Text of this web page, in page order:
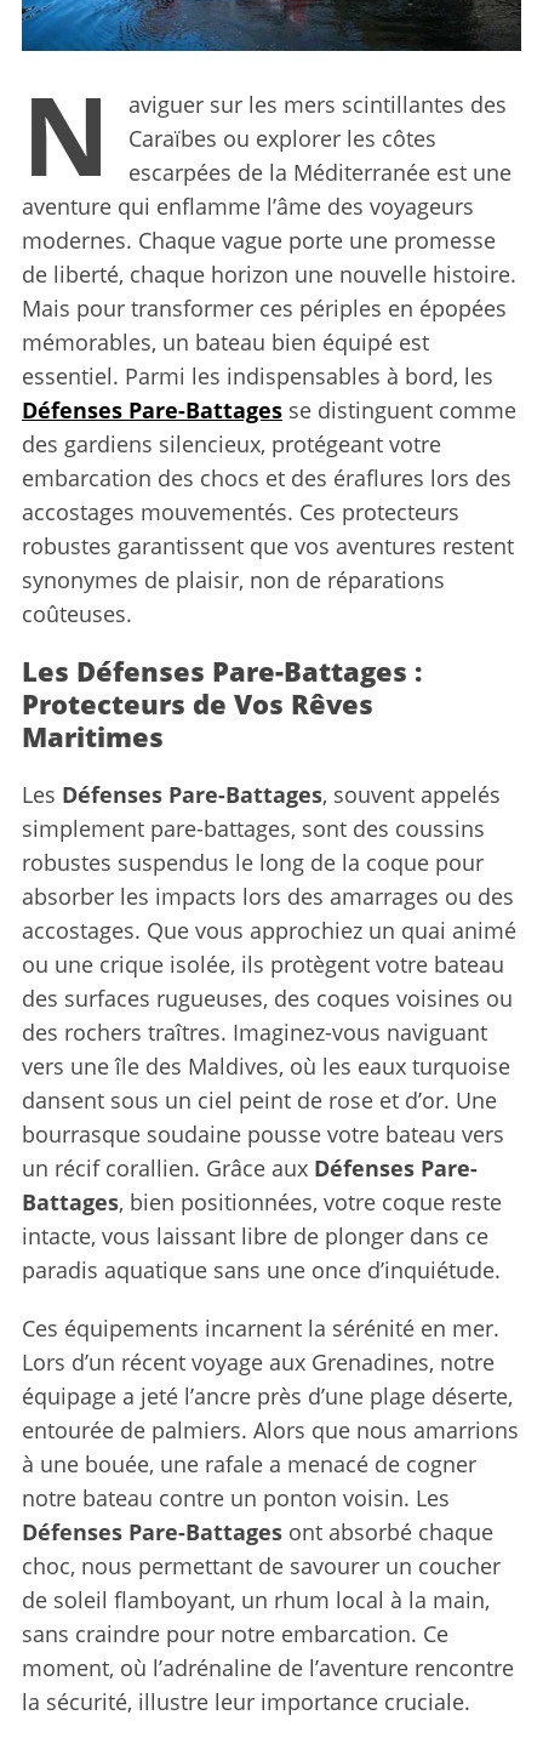
N
aviguer sur les mers scintillantes des
Caraïbes ou explorer les côtes
escarpées de la Méditerranée est une
aventure qui enflamme l’âme des voyageurs
modernes. Chaque vague porte une promesse
de liberté, chaque horizon une nouvelle histoire.
Mais pour transformer ces périples en épopées
mémorables, un bateau bien équipé est
essentiel. Parmi les indispensables à bord, les
Défenses Pare-Battagesse distinguent comme
des gardiens silencieux, protégeant votre
embarcation des chocs et des éraflures lors des
accostages mouvementés. Ces protecteurs
robustes garantissent que vos aventures restent
synonymes de plaisir, non de réparations
coûteuses.
Les Défenses Pare-Battages :
Protecteurs de Vos Rêves
Maritimes
Les Défenses Pare-Battages, souvent appelés
simplement pare-battages, sont des coussins
robustes suspendus le long de la coque pour
absorber les impacts lors des amarrages ou des
accostages. Que vous approchiez un quai animé
ou une crique isolée, ils protègent votre bateau
des surfaces rugueuses, des coques voisines ou
des rochers traîtres. Imaginez-vous naviguant
vers une île des Maldives, où les eaux turquoise
dansent sous un ciel peint de rose et d’or. Une
bourrasque soudaine pousse votre bateau vers
un récif corallien. Grâce aux Défenses Pare-
Battages, bien positionnées, votre coque reste
intacte, vous laissant libre de plonger dans ce
paradis aquatique sans une once d’inquiétude.
Ces équipements incarnent la sérénité en mer.
Lors d’un récent voyage aux Grenadines, notre
équipage a jeté l’ancre près d’une plage déserte,
entourée de palmiers. Alors que nous amarrions
à une bouée, une rafale a menacé de cogner
notre bateau contre un ponton voisin. Les
Défenses Pare-Battagesont absorbé chaque
choc, nous permettant de savourer un coucher
de soleil flamboyant, un rhum local à la main,
sans craindre pour notre embarcation. Ce
moment, où l’adrénaline de l’aventure rencontre
la sécurité, illustre leur importance cruciale.